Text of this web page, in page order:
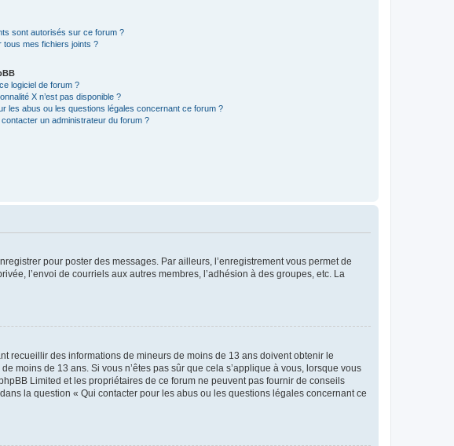
sont autorisés sur ce forum ?
tous mes fichiers joints ?
logiciel de forum ?
X n’est pas disponible ?
les abus ou les questions légales concernant ce forum ?
un administrateur du forum ?
pour poster des messages. Par ailleurs, l’enregistrement vous permet de
l’envoi de courriels aux autres membres, l’adhésion à des groupes, etc. La
recueillir des informations de mineurs de moins de 13 ans doivent obtenir le
moins de 13 ans. Si vous n’êtes pas sûr que cela s’applique à vous, lorsque vous
Limited et les propriétaires de ce forum ne peuvent pas fournir de conseils
la question « Qui contacter pour les abus ou les questions légales concernant ce